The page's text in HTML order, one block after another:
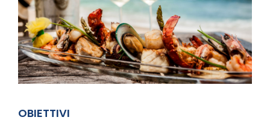
OBIETTIVI